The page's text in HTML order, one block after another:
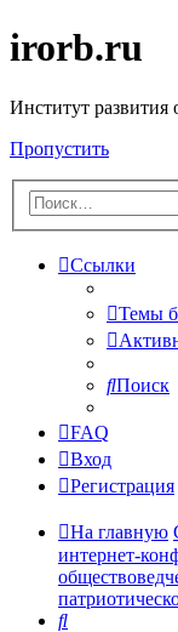
irorb.ru
Институт развития
Пропустить
Ссылки
Темы
Поиск
FAQ
Вход
Регистрация
На главную
интернет-
Поиск